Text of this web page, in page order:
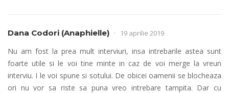
Dana Codori (Anaphielle) 19 aprilie 2019
Nu am fost la prea mult interviuri, insa intrebarile astea sunt
foarte utile si le voi tine minte in caz de voi merge la vreun
interviu. I le voi spune si sotului. De obicei oamenii se blocheaza
ori nu vor sa riste sa puna vreo intrebare tampita. Dar cu